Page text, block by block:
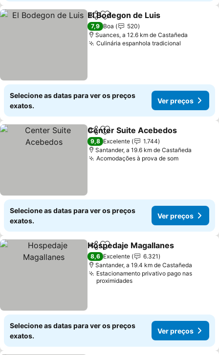
PartilharAdicionar aos favoritos
El Bodegon de Luis
7,9 Boa
520
Suances, a 12.6 km de Castañeda
Culinária espanhola tradicional
Selecione as datas para ver os preços
exatos.
Ver preços
PartilharAdicionar aos favoritos
Center Suite Acebedos
9,8 Excelente
1.744
Santander, a 19.6 km de Castañeda
Acomodações à prova de somVer preços
Selecione as datas para ver os preços
exatos.
Ver preços
PartilharAdicionar aos favoritos
Hospedaje Magallanes
8,6 Excelente
6.321
Santander, a 19.4 km de Castañeda
Estacionamento privativo pago nas
proximidades
Selecione as datas para ver os preços
exatos.
Ver preços